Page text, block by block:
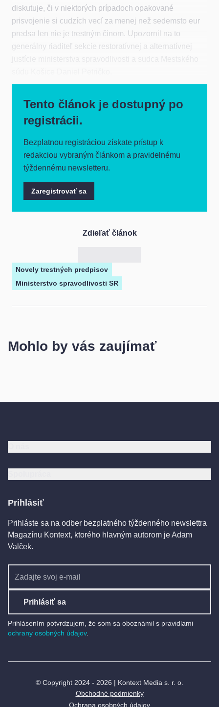
diskutuje, či v niektorých prípadoch opakované
prisvojenie si cudzích vecí za menej než sedemsto eur
predsa len nie je trestným činom. Upozornil na to
generálny riaditeľ sekcie restoratívnej a alternatívnej
Tento článok je dostupný po
registrácii.
Bezplatnou registráciou získate prístup k
redakciou vybraným článkom a pravidelnému
týždennému newsletteru.
Zaregistrovať sa
Zdieľať článok
Novely trestných predpisov
Ministerstvo spravodlivosti SR
Mohlo by vás zaujímať
Štát ide konkurovať online nástrojom,
eseročku ponúkne do pár hodín
Prihlásiť
Prihláste sa na odber bezplatného týždenného newslettra
Magazínu Kontext, ktorého hlavným autorom je Adam
Valček.
Prihlásiť sa
Prihlásením potvrdzujem, že som sa oboznámil s pravidlami
ochrany osobných údajov.
© Copyright 2024 - 2026 | Kontext Media s. r. o.
Obchodné podmienky
Ochrana osobných údajov